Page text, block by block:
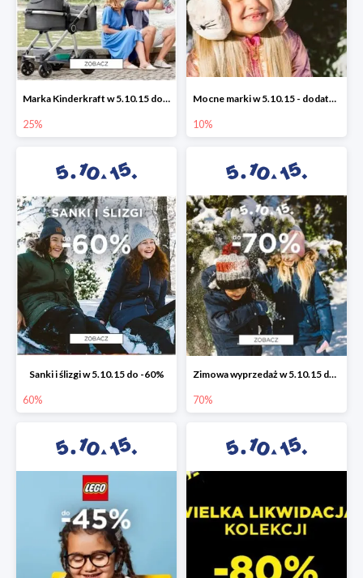
Marka Kinderkraft w 5.10.15 do -25%
25%
Mocne marki w 5.10.15 - dodatkowe -10% rabatu
10%
Sanki i ślizgi w 5.10.15 do -60%
60%
Zimowa wyprzedaż w 5.10.15 do -70%
70%